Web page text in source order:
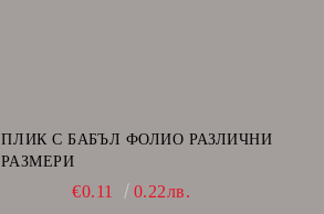
ПЛИК С БАБЪЛ ФОЛИО РАЗЛИЧНИ
РАЗМЕРИ
€0.11 0.22лв.